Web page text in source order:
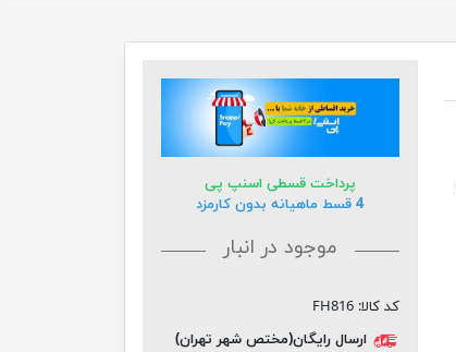
پرداخت قسطی اسنپ پی
4 قسط ماهیانه بدون کارمزد
موجود در انبار
کد کالا: FH816
ارسال رایگان(مختص شهر تهران)